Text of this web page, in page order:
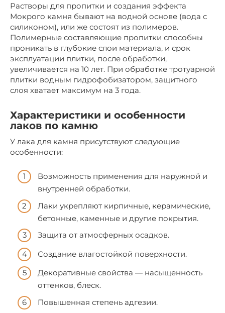
Растворы для пропитки и создания эффекта
Мокрого камня бывают на водной основе (вода с
силиконом), или же состоят из полимеров.
Полимерные составляющие пропитки способны
проникать в глубокие слои материала, и срок
эксплуатации плитки, после обработки,
увеличивается на 10 лет. При обработке тротуарной
плитки водным гидрофобизатором, защитного
слоя хватает максимум на 3 года.
Характеристики и особенности
лаков по камню
У лака для камня присутствуют следующие
особенности:
Возможность применения для наружной и
внутренней обработки.
Лаки укрепляют кирпичные, керамические,
бетонные, каменные и другие покрытия.
Защита от атмосферных осадков.
Создание влагостойкой поверхности.
Декоративные свойства — насыщенность
оттенков, блеск.
Повышенная степень адгезии.